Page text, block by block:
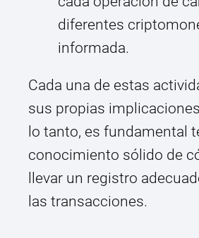
diferentes
informada.
Cada una de estas
sus propias
lo tanto, es fundamental
conocimiento sólido de
llevar un registro
las transacciones.